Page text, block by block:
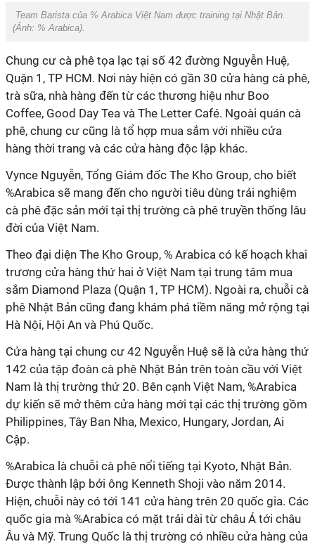
Team Barista của % Arabica Việt Nam được training tại Nhật Bản.
(Ảnh: % Arabica).
Chung cư cà phê tọa lạc tại số 42 đường Nguyễn Huệ,
Quận 1, TP HCM. Nơi này hiện có gần 30 cửa hàng cà phê,
trà sữa, nhà hàng đến từ các thương hiệu như Boo
Coffee, Good Day Tea và The Letter Café. Ngoài quán cà
phê, chung cư cũng là tổ hợp mua sắm với nhiều cửa
hàng thời trang và các cửa hàng độc lập khác.
Vynce Nguyễn, Tổng Giám đốc The Kho Group, cho biết
%Arabica sẽ mang đến cho người tiêu dùng trải nghiệm
cà phê đặc sản mới tại thị trường cà phê truyền thống lâu
đời của Việt Nam.
Theo đại diện The Kho Group, % Arabica có kế hoạch khai
trương cửa hàng thứ hai ở Việt Nam tại trung tâm mua
sắm Diamond Plaza (Quận 1, TP HCM). Ngoài ra, chuỗi cà
phê Nhật Bản cũng đang khám phá tiềm năng mở rộng tại
Hà Nội, Hội An và Phú Quốc.
Cửa hàng tại chung cư 42 Nguyễn Huệ sẽ là cửa hàng thứ
142 của tập đoàn cà phê Nhật Bản trên toàn cầu với Việt
Nam là thị trường thứ 20. Bên cạnh Việt Nam, %Arabica
dự kiến sẽ mở thêm cửa hàng mới tại các thị trường gồm
Philippines, Tây Ban Nha, Mexico, Hungary, Jordan, Ai
Cập.
%Arabica là chuỗi cà phê nổi tiếng tại Kyoto, Nhật Bản.
Được thành lập bởi ông Kenneth Shoji vào năm 2014.
Hiện, chuỗi này có tới 141 cửa hàng trên 20 quốc gia. Các
quốc gia mà %Arabica có mặt trải dài từ châu Á tới châu
Âu và Mỹ. Trung Quốc là thị trường có nhiều cửa hàng của